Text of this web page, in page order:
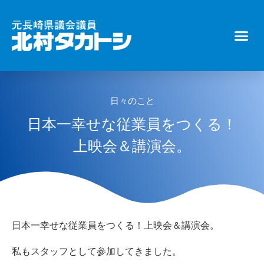
日々のこと
日本一幸せな従業員をつくる！
上映会＆講演会。
日本一幸せな従業員をつくる！上映会＆講演会。
私もスタッフとして参加してきました。